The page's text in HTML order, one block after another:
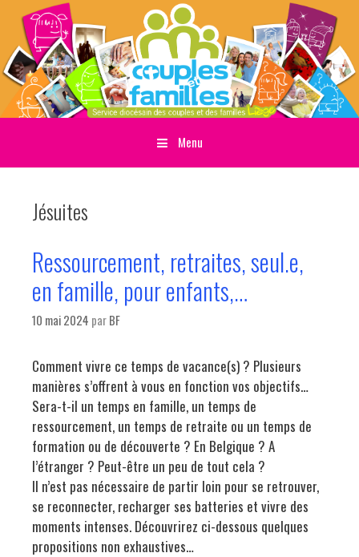
Menu
Jésuites
Ressourcement, retraites, seul.e,
en famille, pour enfants,…
10 mai 2024 parBF
Comment vivre ce temps de vacance(s) ? Plusieurs
manières s’offrent à vous en fonction vos objectifs…
Sera-t-il un temps en famille, un temps de
ressourcement, un temps de retraite ou un temps de
formation ou de découverte ? En Belgique ? A
l’étranger ? Peut-être un peu de tout cela ?
Il n’est pas nécessaire de partir loin pour se retrouver,
se reconnecter, recharger ses batteries et vivre des
moments intenses. Découvrirez ci-dessous quelques
propositions non exhaustives…